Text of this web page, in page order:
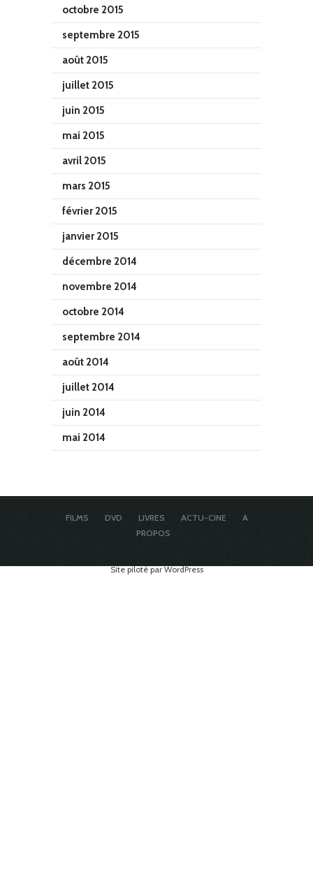
octobre 2015
septembre 2015
août 2015
juillet 2015
juin 2015
mai 2015
avril 2015
mars 2015
février 2015
janvier 2015
décembre 2014
novembre 2014
octobre 2014
septembre 2014
août 2014
juillet 2014
juin 2014
mai 2014
FILMS DVD LIVRES ACTU-CINE
A
PROPOS
Site piloté par WordPress